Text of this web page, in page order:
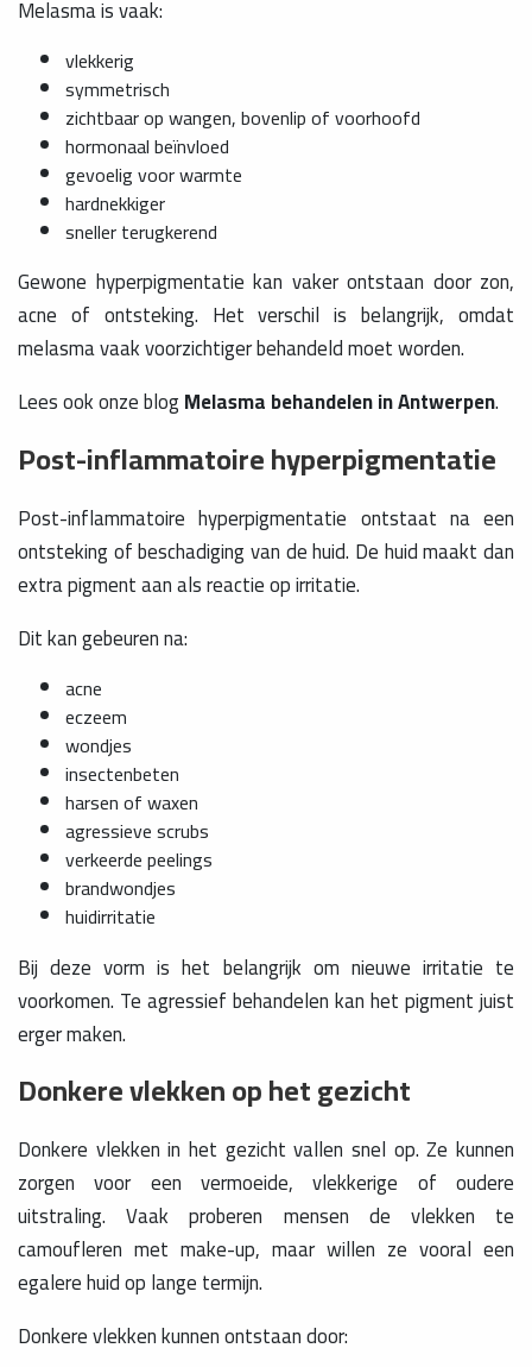
Melasma is vaak:
vlekkerig
symmetrisch
zichtbaar op wangen, bovenlip of voorhoofd
hormonaal beïnvloed
gevoelig voor warmte
hardnekkiger
sneller terugkerend
Gewone hyperpigmentatie kan vaker ontstaan door zon,
acne of ontsteking. Het verschil is belangrijk, omdat
melasma vaak voorzichtiger behandeld moet worden.
Lees ook onze blogMelasma behandelen in Antwerpen.
Post-inflammatoire hyperpigmentatie
Post-inflammatoire hyperpigmentatie ontstaat na een
ontsteking of beschadiging van de huid. De huid maakt dan
extra pigment aan als reactie op irritatie.
Dit kan gebeuren na:
acne
eczeem
wondjes
insectenbeten
harsen of waxen
agressieve scrubs
verkeerde peelings
brandwondjes
huidirritatie
Bij deze vorm is het belangrijk om nieuwe irritatie te
voorkomen. Te agressief behandelen kan het pigment juist
erger maken.
Donkere vlekken op het gezicht
Donkere vlekken in het gezicht vallen snel op. Ze kunnen
zorgen voor een vermoeide, vlekkerige of oudere
uitstraling. Vaak proberen mensen de vlekken te
camoufleren met make-up, maar willen ze vooral een
egalere huid op lange termijn.
Donkere vlekken kunnen ontstaan door: